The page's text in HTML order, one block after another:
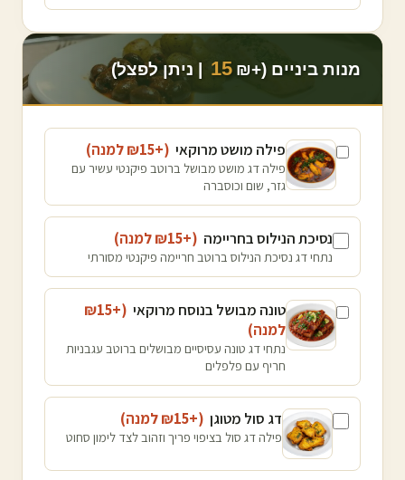
מנות ביניים (+₪ 15 | ניתן לפצל)
פילה מושט מרוקאי (+₪
15 למנה)
פילה דג מושט מבושל ברוטב פיקנטי עשיר עם
גזר, שום וכוסברה
נסיכת הנילוס בחריימה (+₪
15 למנה)
נתחי דג נסיכת הנילוס ברוטב חריימה פיקנטי מסורתי
טונה מבושל בנוסח מרוקאי (+₪
15
למנה)
נתחי דג טונה עסיסיים מבושלים ברוטב עגבניות
חריף עם פלפלים
דג סול מטוגן (+₪
15 למנה)
פילה דג סול בציפוי פריך וזהוב לצד לימון סחוט